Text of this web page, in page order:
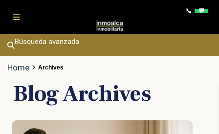
Búsqueda avanzada
Home Archives
Blog Archives
📞 💬